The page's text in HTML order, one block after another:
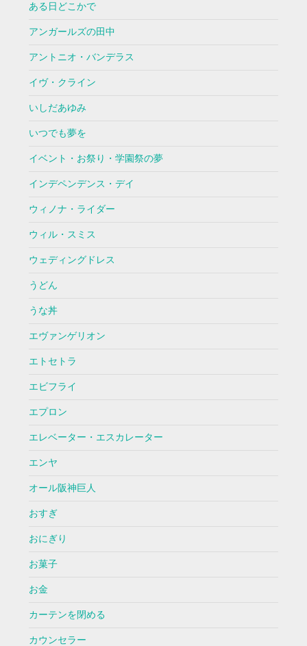
ある日どこかで
アンガールズの田中
アントニオ・バンデラス
イヴ・クライン
いしだあゆみ
いつでも夢を
イベント・お祭り・学園祭の夢
インデペンデンス・デイ
ウィノナ・ライダー
ウィル・スミス
ウェディングドレス
うどん
うな丼
エヴァンゲリオン
エトセトラ
エビフライ
エプロン
エレベーター・エスカレーター
エンヤ
オール阪神巨人
おすぎ
おにぎり
お菓子
お金
カーテンを閉める
カウンセラー